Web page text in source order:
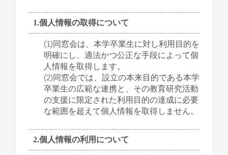
1.個人情報の取得について
(1)同窓会は、本学卒業生に対し利用目的を
明確にし、適法かつ公正な手段によって個
人情報を取得します。
(2)同窓会では、設立の本来目的である本学
卒業生の広範な連携と、その教育研究活動
の支援に限定された利用目的の達成に必要
な範囲を超えて個人情報を取得しません。
2.個人情報の利用について